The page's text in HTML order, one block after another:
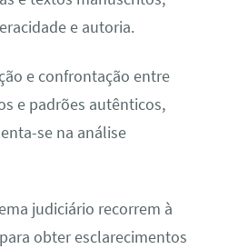
e autoria.
e confrontação entre
e padrões autênticos,
se na análise
judiciário recorrem à
obter esclarecimentos